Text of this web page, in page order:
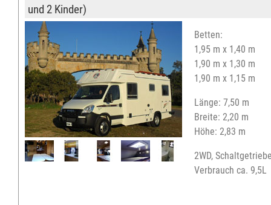
und 2 Kinder)
Betten:
1,95 m x 1,40 m
1,90 m x 1,30 m
1,90 m x 1,15 m
Länge: 7,50 m
Breite: 2,20 m
Höhe: 2,83 m
2WD,
Verbrauch ca. 9,5L